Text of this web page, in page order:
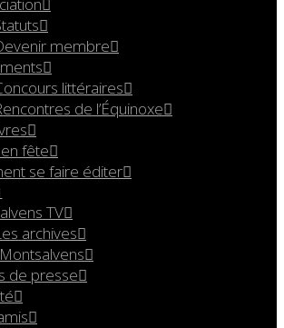
membre
littéraires
de l’Équinoxe
fête
se faire éditer
TV
archives
de presse